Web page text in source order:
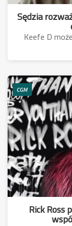
Sędzia
Keefe D
CGM
Rick Ross